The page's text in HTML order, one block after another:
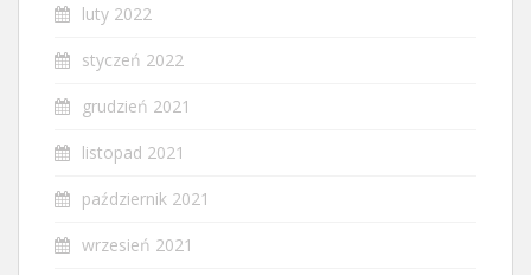
luty 2022
styczeń 2022
grudzień 2021
listopad 2021
październik 2021
wrzesień 2021